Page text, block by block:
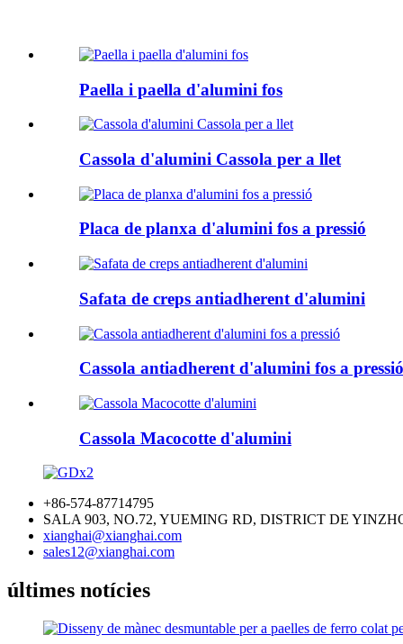
Paella i paella d'alumini fos
Cassola d'alumini Cassola per a llet
Placa de planxa d'alumini fos a pressió
Safata de creps antiadherent d'alumini
Cassola antiadherent d'alumini fos a pressió
Cassola Macocotte d'alumini
+86-574-87714795
SALA 903, NO.72, YUEMING RD, DISTRICT DE
xianghai@xianghai.com
sales12@xianghai.com
últimes notícies